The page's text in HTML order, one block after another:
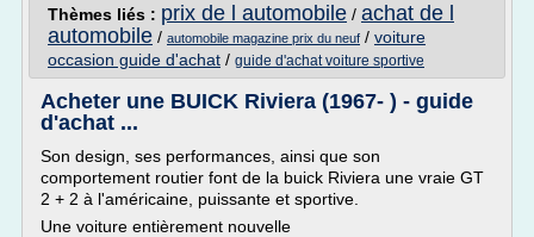
Thèmes liés : prix de l automobile / achat de l
automobile / automobile magazine prix du neuf / voiture
occasion guide d'achat / guide d'achat voiture sportive
Acheter une BUICK Riviera (1967- ) - guide
d'achat ...
Son design, ses performances, ainsi que son
comportement routier font de la buick Riviera une vraie GT
2 + 2 à l'américaine, puissante et sportive.
Une voiture entièrement nouvelle